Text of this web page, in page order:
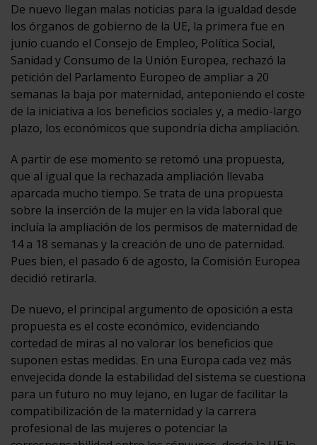
De nuevo llegan malas noticias para la igualdad desde
los órganos de gobierno de la UE, la primera fue en
junio cuando el Consejo de Empleo, Política Social,
Sanidad y Consumo de la Unión Europea, rechazó la
petición del Parlamento Europeo de ampliar a 20
semanas la baja por maternidad, anteponiendo el coste
de la iniciativa a los beneficios sociales y, a medio-largo
plazo, los económicos que supondría dicha ampliación.
A partir de ese momento se retomó una propuesta,
que al igual que la rechazada ampliación llevaba
aparcada mucho tiempo. Se trata de una propuesta
sobre la inserción de la mujer en la vida laboral que
incluía la ampliación de los permisos de maternidad de
14 a 18 semanas y la creación de uno de paternidad.
Pues bien, el pasado 6 de agosto, la Comisión Europea
decidió retirarla.
De nuevo, el principal argumento de oposición a esta
propuesta es el coste económico, evidenciando
cortedad de miras al no valorar los beneficios que
suponen estas medidas. En una Europa cada vez más
envejecida donde la estabilidad del sistema se cuestiona
para un futuro no muy lejano, en lugar de facilitar la
compatibilización de la maternidad y la carrera
profesional de las mujeres o potenciar la